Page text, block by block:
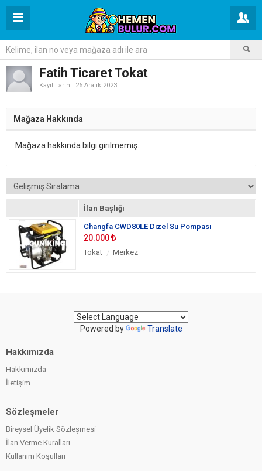
Fatih Ticaret Tokat
Kayıt Tarihi: 26 Aralık 2023
Mağaza Hakkında
Mağaza hakkında bilgi girilmemiş.
İlan Başlığı
Changfa CWD80LE Dizel Su Pompası
20.000
Tokat Merkez
Powered by Translate
Hakkımızda
Hakkımızda
İletişim
Sözleşmeler
Bireysel Üyelik Sözleşmesi
İlan Verme Kuralları
Kullanım Koşulları